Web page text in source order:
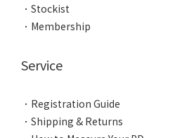
． Stockist
． Membership
Service
． Registration Guide
． Shipping & Returns